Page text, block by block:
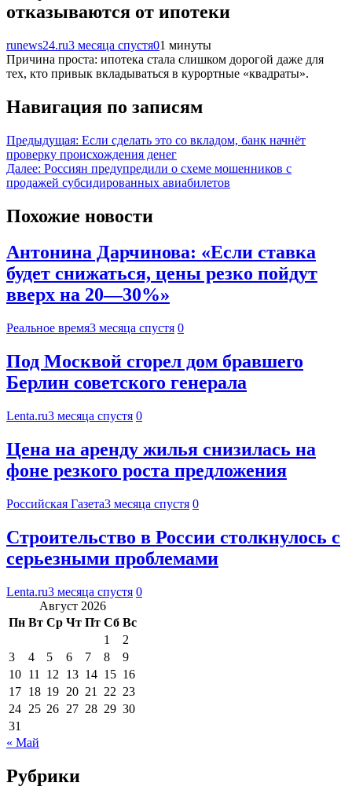
отказываются от ипотеки
runews24.ru3 месяца спустя01 минуты
Причина проста: ипотека стала слишком дорогой даже для
тех, кто привык вкладываться в курортные «квадраты».
Навигация по записям
Предыдущая: Если сделать это со вкладом, банк начнёт
проверку происхождения денег
Далее: Россиян предупредили о схеме мошенников с
продажей субсидированных авиабилетов
Похожие новости
Антонина Дарчинова: «Если ставка
будет снижаться, цены резко пойдут
вверх на 20—30%»
Реальное время3 месяца спустя 0
Под Москвой сгорел дом бравшего
Берлин советского генерала
Lenta.ru3 месяца спустя 0
Цена на аренду жилья снизилась на
фоне резкого роста предложения
Российская Газета3 месяца спустя 0
Строительство в России столкнулось с
серьезными проблемами
Lenta.ru3 месяца спустя 0
Август 2026
Пн Вт Ср Чт Пт Сб Вс
1
2
3
4 5 6 7 8
9
10 11 12 13 14 15 16
17 18 19 20 21 22 23
24 25 26 27 28 29 30
31
« Май
Рубрики